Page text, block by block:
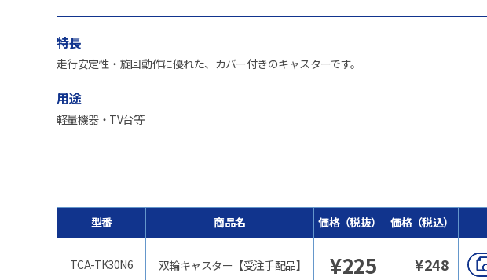
特長
走行安定性・旋回動作に優れた、カバー付きのキャスターです。
用途
軽量機器・TV台等
型番 商品名 価格（税抜） 価格（税込）
TCA-TK30N6 双輪キャスター【受注手配品】 ¥225 ¥248